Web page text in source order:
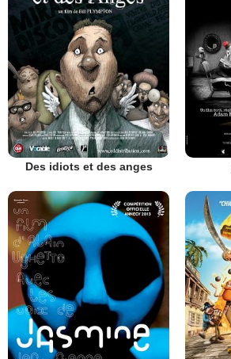
Des idiots et des anges